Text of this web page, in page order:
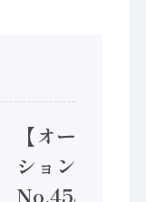
【オートメー
ション新聞
No.453】フ